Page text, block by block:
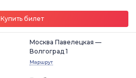
Купить билет
Москва Павелецкая —
Волгоград 1
Маршрут